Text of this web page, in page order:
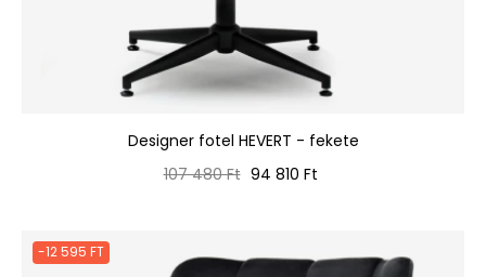
Designer fotel HEVERT - fekete
Normál
107 480 Ft Ár
94 810 Ft
-12 595 FT